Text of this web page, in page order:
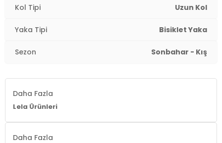
Kol Tipi Uzun Kol
Yaka Tipi Bisiklet Yaka
Sezon Sonbahar - Kış
Daha Fazla
Lela Ürünleri
Daha Fazla